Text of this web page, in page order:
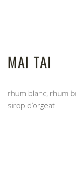
MAI TAI
rhum blanc, rhum
sirop d’orgeat